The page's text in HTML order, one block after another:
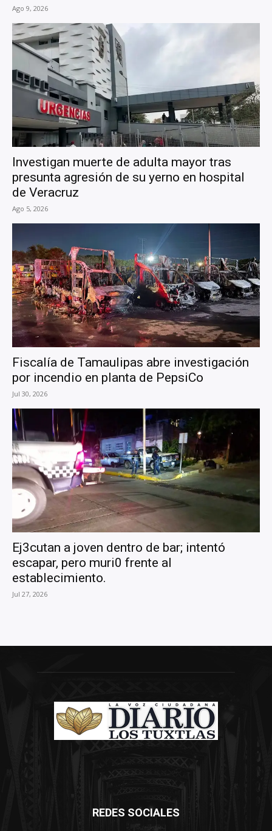
Ago 9, 2026
Investigan muerte de adulta mayor tras
presunta agresión de su yerno en hospital
de Veracruz
Ago 5, 2026
Fiscalía de Tamaulipas abre investigación
por incendio en planta de PepsiCo
Jul 30, 2026
Ej3cutan a joven dentro de bar; intentó
escapar, pero muri0 frente al
establecimiento.
Jul 27, 2026
REDES SOCIALES